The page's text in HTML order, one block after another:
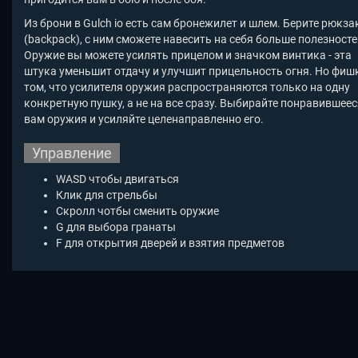
Из брони в Gulch io есть сам бронежилет и шлем. Берите
(backpack), с ним сможете навесить на себя больше
Оружие вы можете усилять прицелом и значком винтика - эта
штука уменьшит отдачу и улучшит прицельность огня. Но
том, что усилителя оружия распространяются только на одну
конкретную пушку, а не на все сразу. Выбирайте
вам оружия и усиляйте целенаправленно его.
Управление
WASD чтобы двигаться
Клик для стрельбы
Скролл чотбы сменить оружие
G для выбора гранаты
F для открытия дверей и взятия предметов